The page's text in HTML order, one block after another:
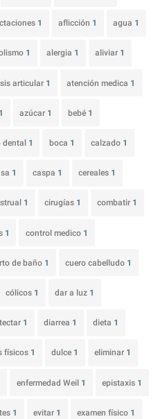
1 aflicción 1 agua 1
1 alergia 1 aliviar 1
articular 1 atención medica 1
1 azúcar 1 bebé 1
1 boca 1 calzado 1
1 caspa 1 cereales 1
1 cirugías 1 combatir 1
1 control medico 1
de baño 1 cuero cabelludo 1
cólicos 1 dar a luz 1
1 diarrea 1 dieta 1
físicos 1 dulce 1 eliminar 1
enfermedad Weil 1 epistaxis 1
1 evitar 1 examen físico 1